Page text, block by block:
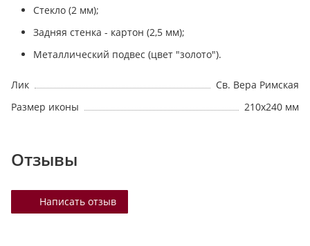
Стекло (2 мм);
Задняя стенка - картон (2,5 мм);
Металлический подвес (цвет "золото").
Лик
Св. Вера Римская
Размер иконы
210х240 мм
Отзывы
Написать отзыв